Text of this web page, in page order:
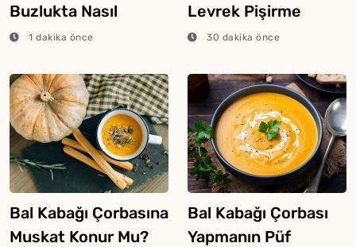
Buzlukta Nasıl
Saklanır?
1 dakika önce
Levrek Pişirme
Tüyosu
30 dakika önce
Bal Kabağı Çorbasına
Muskat Konur Mu?
Bal Kabağı Çorbası
Yapmanın Püf